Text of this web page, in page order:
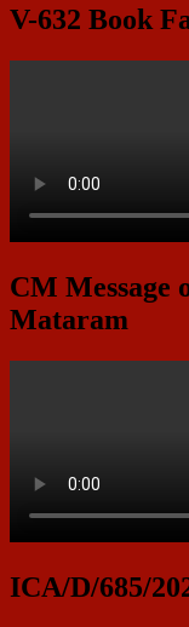
V-632 Book
CM Message
Mataram
ICA/D/685/